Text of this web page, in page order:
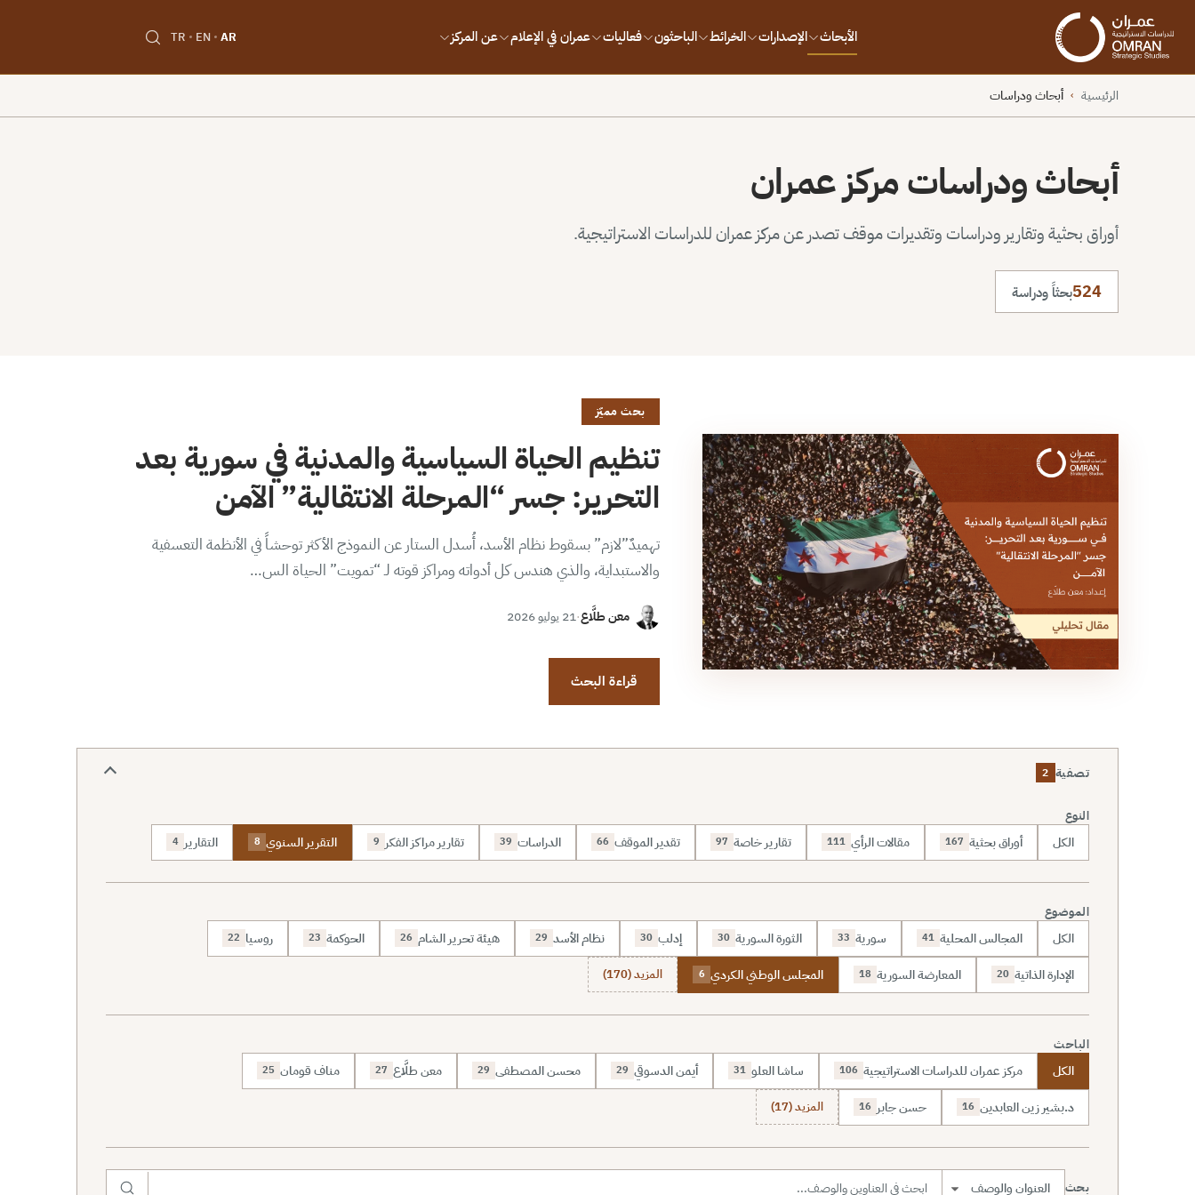
الأبحاث الإصدارات الخرائط الباحثون فعاليات عمران في الإعلام عن المركز AR
EN
TR
الرئيسية › أبحاث ودراسات
أبحاث ودراسات مركز عمران
أوراق بحثية وتقارير ودراسات وتقديرات موقف تصدر عن مركز عمران للدراسات الاستراتيجية.
524بحثاً ودراسة
بحث مميّز
تنظيم الحياة السياسية والمدنية في سورية بعد
التحرير: جسر “المرحلة الانتقالية” الآمن
تهميدٌ”لازم” بسقوط نظام الأسد، أُسدل الستار عن النموذج الأكثر توحشاً في الأنظمة التعسفية
والاستبداية، والذي هندس كل أدواته ومراكز قوته لـ “تمويت” الحياة الس…
معن طلَّاع·21 يوليو 2026
قراءة البحث
تصفية 2
النوع
الكل أوراق بحثية 167 مقالات الرأي 111 تقارير خاصة 97 تقدير الموقف 66 الدراسات 39 تقارير مراكز الفكر 9 التقرير السنوي 8 التقارير 4
الموضوع
الكل المجالس المحلية 41 سورية 33 الثورة السورية 30 إدلب 30 نظام الأسد 29 هيئة تحرير الشام 26 الحوكمة 23 روسيا 22
الإدارة الذاتية 20 المعارضة السورية 18 المجلس الوطني الكردي 6 المزيد (170)
الباحث
الكل مركز عمران للدراسات الاستراتيجية 106 ساشا العلو 31 أيمن الدسوقي 29 محسن المصطفى 29 معن طلَّاع 27 مناف قومان 25
د.بشير زين العابدين 16 حسن جابر 16 المزيد (17)
بحث